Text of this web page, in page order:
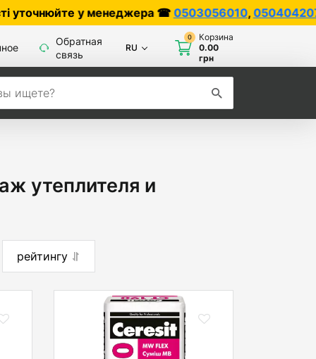
у менеджера ☎0503056010,0504042070
Обратная
связь
RU
0
Корзина
0.00
грн
утеплителя и
рейтингу